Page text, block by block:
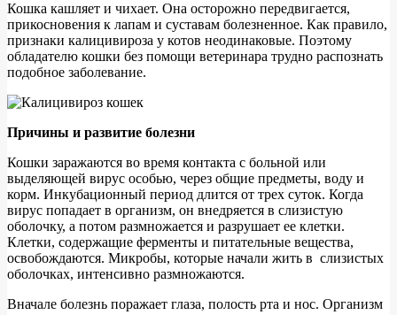
Кошка кашляет и чихает. Она осторожно передвигается,
прикосновения к лапам и суставам болезненное. Как правило,
признаки калицивироза у котов неодинаковые. Поэтому
обладателю кошки без помощи ветеринара трудно распознать
подобное заболевание.
Причины и развитие болезни
Кошки заражаются во время контакта с больной или
выделяющей вирус особью, через общие предметы, воду и
корм. Инкубационный период длится от трех суток. Когда
вирус попадает в организм, он внедряется в слизистую
оболочку, а потом размножается и разрушает ее клетки.
Клетки, содержащие ферменты и питательные вещества,
освобождаются. Микробы, которые начали жить в слизистых
оболочках, интенсивно размножаются.
Вначале болезнь поражает глаза, полость рта и нос. Организм